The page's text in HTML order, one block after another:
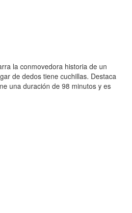
la conmovedora historia de un
de dedos tiene cuchillas. Destaca
una duración de 98 minutos y es